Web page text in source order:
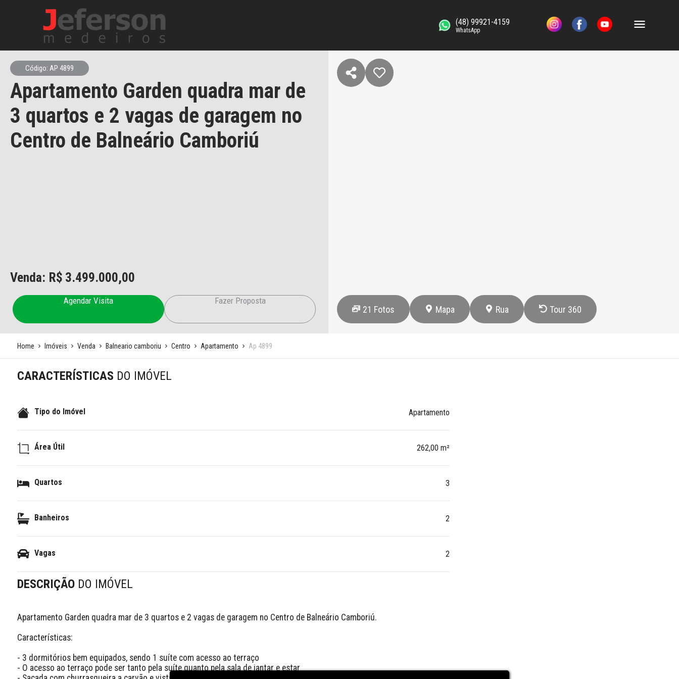
(48) 99921-4159
WhatsApp
Código: AP 4899
Apartamento Garden quadra mar de
3 quartos e 2 vagas de garagem no
Centro de Balneário Camboriú
Venda: R$ 3.499.000,00
Agendar Visita Fazer Proposta
21 Fotos Mapa Rua Tour 360
Home Imóveis Venda Balneario camboriu Centro Apartamento Ap 4899
CARACTERÍSTICAS DO IMÓVEL
Tipo do Imóvel Apartamento
Área Útil 262,00 m²
Quartos 3
Banheiros 2
Vagas 2
DESCRIÇÃO DO IMÓVEL
Apartamento Garden quadra mar de 3 quartos e 2 vagas de garagem no Centro de Balneário Camboriú.
Características:
- 3 dormitórios bem equipados, sendo 1 suíte com acesso ao terraço
- O acesso ao terraço pode ser tanto pela suíte quanto pela sala de jantar e estar